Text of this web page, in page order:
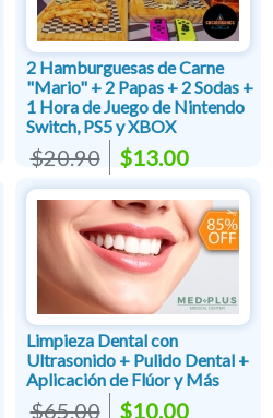
2 Hamburguesas de Carne
"Mario" + 2 Papas + 2 Sodas +
1 Hora de Juego de Nintendo
Switch, PS5 y XBOX
$20.90 $13.00
Limpieza Dental con
Ultrasonido + Pulido Dental +
Aplicación de Flúor y Más
$65.00 $10.00